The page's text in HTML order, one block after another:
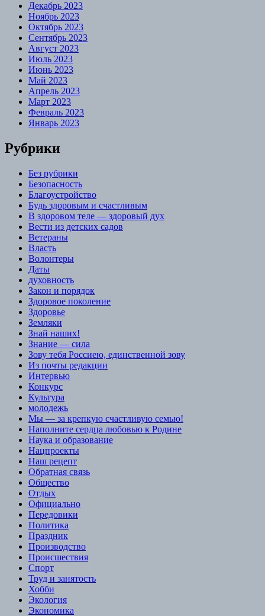
Декабрь 2023
Ноябрь 2023
Октябрь 2023
Сентябрь 2023
Август 2023
Июль 2023
Июнь 2023
Май 2023
Апрель 2023
Март 2023
Февраль 2023
Январь 2023
Рубрики
Без рубрики
Безопасность
Благоустройство
Будь здоровым и счастливым
В здоровом теле — здоровый дух
Вести из детских садов
Ветераны
Власть
Волонтеры
Даты
духовность
Закон и порядок
Здоровое поколение
Здоровье
Земляки
Знай наших!
Знание — сила
Зову тебя Россиею, единственной зову
Из почты редакции
Интервью
Конкурс
Культура
молодежь
Мы — за крепкую счастливую семью!
Наполните сердца любовью к Родине
Наука и образование
Нацпроекты
Наш рецепт
Обратная связь
Общество
Отдых
Официально
Передовики
Политика
Праздник
Производство
Происшествия
Спорт
Труд и занятость
Хобби
Экология
Экономика